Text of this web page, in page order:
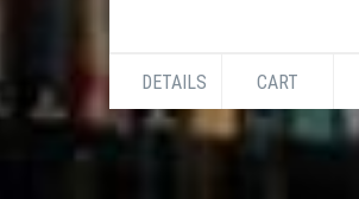
DETAILS CART